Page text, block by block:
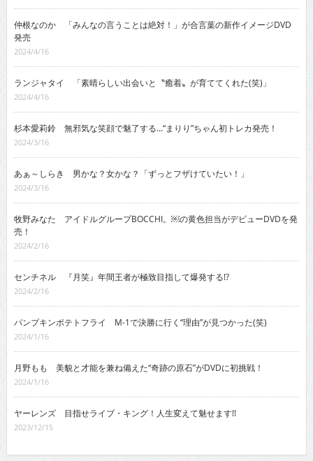
仲根なのか 「みんなの言うことは絶対！」が合言葉の新作イメージDVD
発売
2024/4/16
ランジャタイ 「素晴らしい出会いと〝癒着〟が育ててくれた(笑)」
2024/4/16
杉本愛莉鈴 無邪気な笑顔で魅了する…“まりり”ちゃん初トレカ発売！
2024/3/16
あぁ～しらき 男かな？女かな？「ずっとフザけていたい！」
2024/3/16
牧野みなた アイドルグループBOCCHI。￼の黄色担当がデビューDVDを発
売！
2024/2/16
センチネル 『月笑』年間王者が極致目指して爆発する!?
2024/2/16
パンプキンポテトフライ M-1で決勝に行く“理由”が見つかった(笑)
2024/1/16
月野もも 美貌と才能を兼ね備えた“奇跡の原石”がDVDに初挑戦！
2024/1/16
ヤーレンズ 目指せライブ・キング！人生変えて魅せます!!
2023/12/15